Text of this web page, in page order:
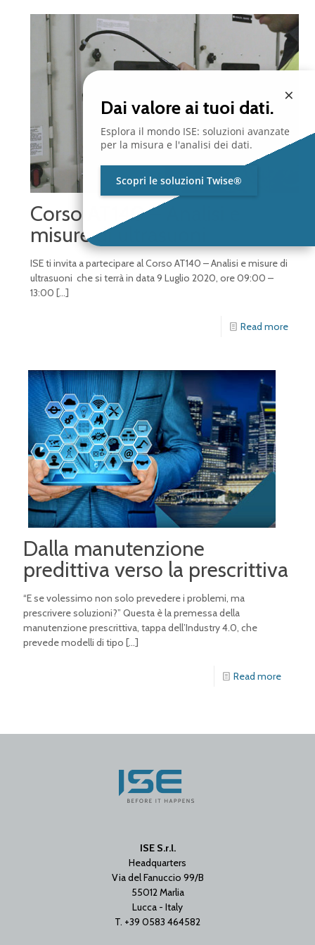
Corso AT140 – Analisi e
misure di ultrasuoni
ISE ti invita a partecipare al Corso AT140 – Analisi e misure di
ultrasuoni che si terrà in data 9 Luglio 2020, ore 09:00 –
13:00 […]
Read more
Dalla manutenzione
predittiva verso la prescrittiva
“E se volessimo non solo prevedere i problemi, ma
prescrivere soluzioni?” Questa è la premessa della
manutenzione prescrittiva, tappa dell’Industry 4.0, che
prevede modelli di tipo […]
Read more
ISE S.r.l.
Headquarters
Via del Fanuccio 99/B
55012 Marlia
Lucca - Italy
T. +39 0583 464582
×
Dai valore ai tuoi dati.
Esplora il mondo ISE: soluzioni avanzate
per la misura e l'analisi dei dati.
Scopri le soluzioni Twise®